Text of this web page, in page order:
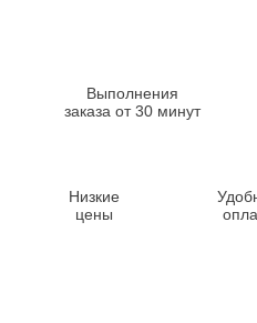
Выполнения
заказа от 30 минут
Низкие
цены